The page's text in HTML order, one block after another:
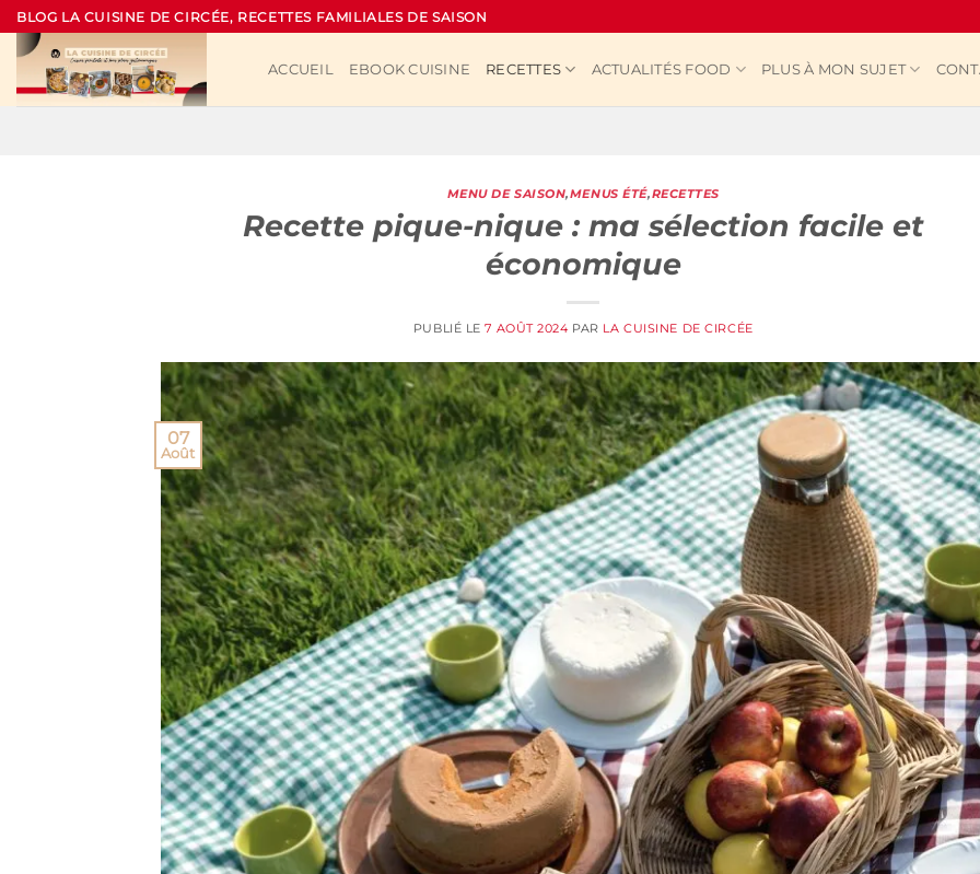
Passer
au
contenu
BLOG LA CUISINE DE CIRCÉE, RECETTES FAMILIALES DE SAISON
ACCUEIL EBOOK CUISINE RECETTES ACTUALITÉS FOOD PLUS À MON SUJET
MENU DE SAISON,MENUS ÉTÉ,RECETTES
Recette pique-nique : ma sélection facile et
économique
PUBLIÉ LE7 AOÛT 2024 PAR LA CUISINE DE CIRCÉE
07
Août